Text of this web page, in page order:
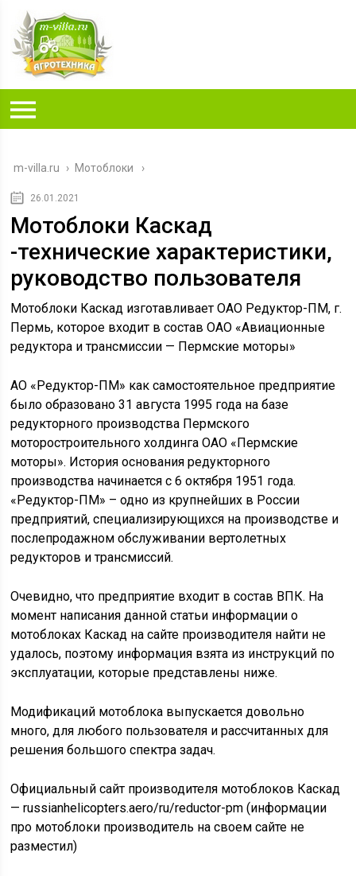
m-villa.ru › Мотоблоки
26.01.2021
Мотоблоки Каскад
-технические характеристики,
руководство пользователя
Мотоблоки Каскад изготавливает ОАО Редуктор-ПМ, г.
Пермь, которое входит в состав ОАО «Авиационные
редуктора и трансмиссии — Пермские моторы»
АО «Редуктор-ПМ» как самостоятельное предприятие
было образовано 31 августа 1995 года на базе
редукторного производства Пермского
моторостроительного холдинга ОАО «Пермские
моторы». История основания редукторного
производства начинается с 6 октября 1951 года.
«Редуктор-ПМ» – одно из крупнейших в России
предприятий, специализирующихся на производстве и
послепродажном обслуживании вертолетных
редукторов и трансмиссий.
Очевидно, что предприятие входит в состав ВПК. На
момент написания данной статьи информации о
мотоблоках Каскад на сайте производителя найти не
удалось, поэтому информация взята из инструкций по
эксплуатации, которые представлены ниже.
Модификаций мотоблока выпускается довольно
много, для любого пользователя и рассчитанных для
решения большого спектра задач.
Официальный сайт производителя мотоблоков Каскад
— russianhelicopters.aero/ru/reductor-pm (информации
про мотоблоки производитель на своем сайте не
разместил)